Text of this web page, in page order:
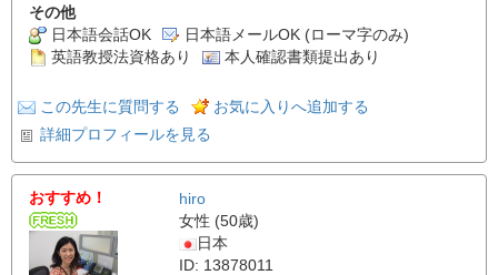
その他
日本語会話OK
日本語メールOK (ローマ字のみ)
英語教授法資格あり
本人確認書類提出あり
この先生に質問する
お気に入りへ追加する
詳細プロフィールを見る
おすすめ！
hiro
女性 (50歳)
日本
ID: 13878011